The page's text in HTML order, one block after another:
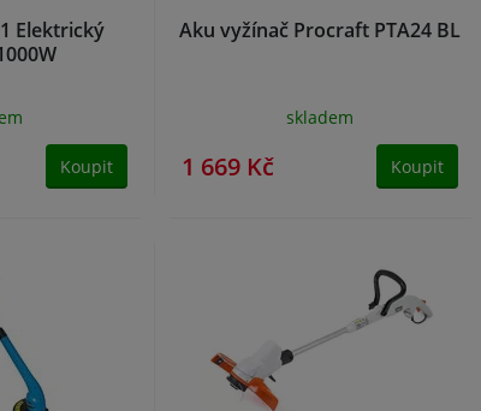
Elektrický
Koupit
Aku vyžínač Procraft PTA24 BL
skladem
1 669 Kč Koupit